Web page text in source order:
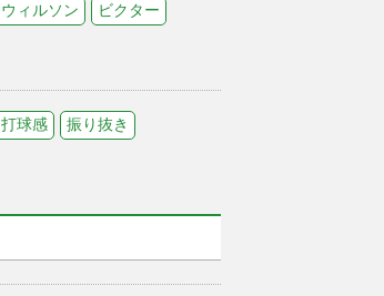
ウィルソン ビクター
打球感 振り抜き